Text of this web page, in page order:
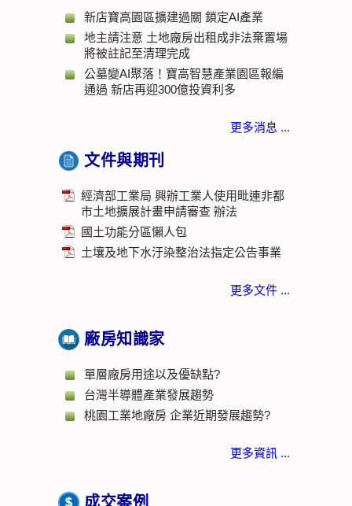
新店寶高園區擴建過關 鎖定AI產業
地主請注意 土地廠房出租成非法棄置場
將被註記至清理完成
公墓變AI聚落！寶高智慧產業園區報編
通過 新店再迎300億投資利多
更多消息 ...
文件與期刊
經濟部工業局 興辦工業人使用毗連非都
市土地擴展計畫申請審查 辦法
國土功能分區懶人包
土壤及地下水汙染整治法指定公告事業
更多文件 ...
廠房知識家
單層廠房用途以及優缺點?
台灣半導體產業發展趨勢
桃園工業地廠房 企業近期發展趨勢?
更多資訊 ...
成交案例